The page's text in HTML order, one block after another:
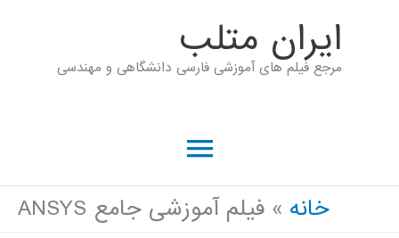
ايران متلب
مرجع فیلم های آموزشی فارسی دانشگاهی و مهندسی
فهرست
اصلی
خانه فیلم آموزشی جامع ANSYS